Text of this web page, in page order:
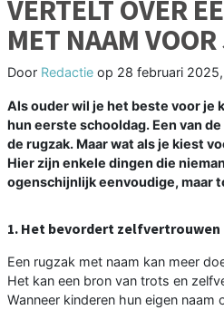
VERTELT OVER
MET NAAM
Door Redactie op 28 februari
Als ouder wil je het beste voor je
hun eerste schooldag. Een van
de rugzak. Maar wat als je kiest
Hier zijn enkele dingen die
ogenschijnlijk eenvoudige, maar
1. Het bevordert
Een rugzak met naam kan meer
Het kan een bron van trots en
Wanneer kinderen hun eigen naam